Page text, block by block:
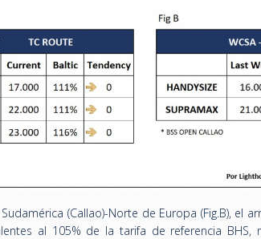
(Callao)-Norte de Europa (Fig.B), el
al 105% de la tarifa de referencia